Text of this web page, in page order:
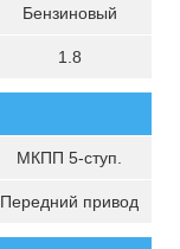
Бензиновый
1.8
МКПП 5-ступ.
Передний привод